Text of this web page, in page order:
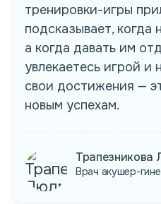
тренировки-игры
подсказывает, когда
а когда давать им
увлекаетесь игрой и
свои достижения —
новым успехам.
Трапезникова
Врач акушер-